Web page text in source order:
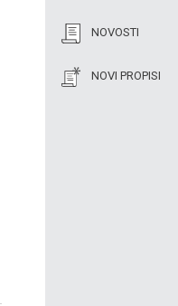
NOVOSTI
NOVI PROPISI